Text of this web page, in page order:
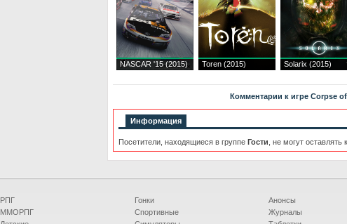
NASCAR '15 (2015) Toren (2015) Solarix (2015)
Комментарии к игре Corpse
Информация
Посетители, находящиеся в группе Гости , не могут
РПГ
ММОРПГ
Гонки
Спортивные
Анонсы
Журналы